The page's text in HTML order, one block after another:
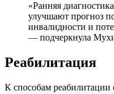
«Ранняя
улучшают прогноз
инвалидности и
— подчеркнула
Реабилитация
К способам реабилитации